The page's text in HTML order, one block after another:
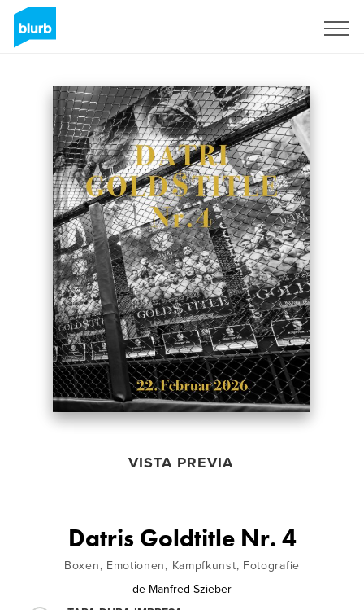
VISTA PREVIA
Datris Goldtitle Nr. 4
Boxen, Emotionen, Kampfkunst, Fotografie
de Manfred Szieber